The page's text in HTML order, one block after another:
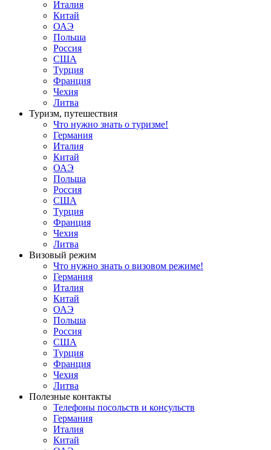
Италия
Китай
ОАЭ
Польша
Россия
США
Турция
Франция
Чехия
Литва
Туризм, путешествия
Что нужно знать о туризме!
Германия
Италия
Китай
ОАЭ
Польша
Россия
США
Турция
Франция
Чехия
Литва
Визовый режим
Что нужно знать о визовом режиме!
Германия
Италия
Китай
ОАЭ
Польша
Россия
США
Турция
Франция
Чехия
Литва
Полезные контакты
Телефоны посольств и консульств
Германия
Италия
Китай